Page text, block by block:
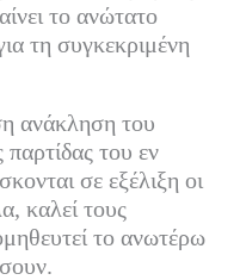
το ανώτατο
τη συγκεκριμένη
ανάκληση του
του εν
σε εξέλιξη οι
καλεί τους
το ανωτέρω